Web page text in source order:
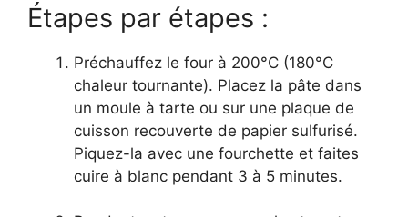
Étapes par étapes :
Préchauffez le four à 200°C (180°C
chaleur tournante). Placez la pâte dans
un moule à tarte ou sur une plaque de
cuisson recouverte de papier sulfurisé.
Piquez-la avec une fourchette et faites
cuire à blanc pendant 3 à 5 minutes.